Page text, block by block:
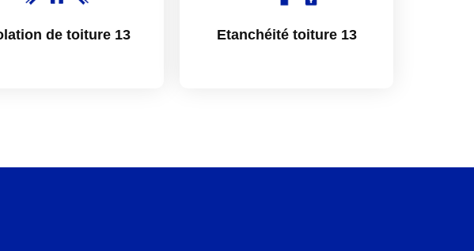
de toiture 13 Etanchéité toiture 13